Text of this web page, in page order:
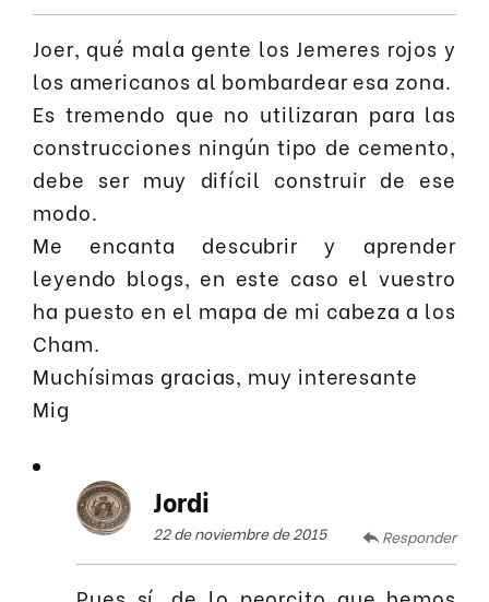
Joer, qué mala gente los Jemeres rojos y
los americanos al bombardear esa zona.
Es tremendo que no utilizaran para las
construcciones ningún tipo de cemento,
debe ser muy difícil construir de ese
modo.
Me encanta descubrir y aprender
leyendo blogs, en este caso el vuestro
ha puesto en el mapa de mi cabeza a los
Cham.
Muchísimas gracias, muy interesante
Mig
Jordi
22 de noviembre de 2015 Responder